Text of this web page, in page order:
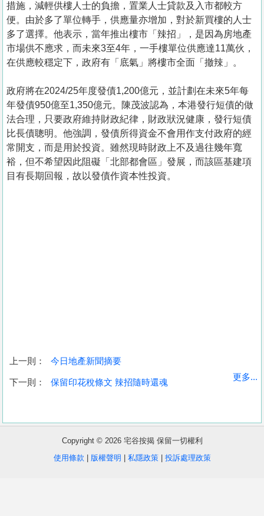
收
盤
措施，減輕供樓人士的負擔，置業人士貸款及入市都較方
便。由於多了單位轉手，供應量亦增加，對於新買樓的人士
多了選擇。他表示，當年推出樓市「辣招」，是因為房地產
市場供不應求，而未來3至4年，一手樓單位供應達11萬伙，
在供應較穩定下，政府有「底氣」將樓市全面「撤辣」。
政府將在2024/25年度發債1,200億元，並計劃在未來5年每
年發債950億至1,350億元。陳茂波認為，本港發行短債的做
法合理，只要政府維持財政紀律，財政狀況健康，發行短債
比長債聰明。他強調，發債所得資金不會用作支付政府的經
常開支，而是用於投資。雖然現時財政上不及過往幾年寬
裕，但不希望因此阻礙「北部都會區」發展，而該區基建項
目有長期回報，故以發債作資本性投資。
上一則： 今日地產新聞摘要
下一則： 保留印花稅條文 辣招隨時還魂
更多...
Copyright © 2026 宅谷按揭 保留一切權利
使用條款
版權聲明 私隱政策| 投訴處理政策